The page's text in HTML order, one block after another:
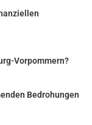
Vorpommern?
Bedrohungen